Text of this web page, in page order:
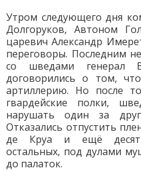
Утром следующего дня
Долгоруков, Автоном
царевич Александр
переговоры. Последним
со шведами генерал
договорились о том,
артиллерию. Но после
гвардейские полки,
нарушать один за
Отказались отпустить
де Круа и ещё десять
остальных, под дулами
до палаток.